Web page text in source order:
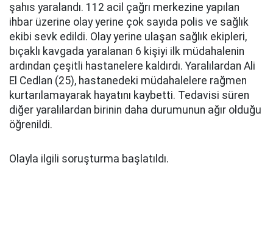
şahıs yaralandı. 112 acil çağrı merkezine yapılan
ihbar üzerine olay yerine çok sayıda polis ve sağlık
ekibi sevk edildi. Olay yerine ulaşan sağlık ekipleri,
bıçaklı kavgada yaralanan 6 kişiyi ilk müdahalenin
ardından çeşitli hastanelere kaldırdı. Yaralılardan Ali
El Cedlan (25), hastanedeki müdahalelere rağmen
kurtarılamayarak hayatını kaybetti. Tedavisi süren
diğer yaralılardan birinin daha durumunun ağır olduğu
öğrenildi.
Olayla ilgili soruşturma başlatıldı.